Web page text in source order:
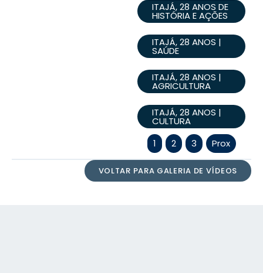
ITAJÁ, 28 ANOS DE
HISTÓRIA E AÇÕES
ITAJÁ, 28 ANOS |
SAÚDE
ITAJÁ, 28 ANOS |
AGRICULTURA
ITAJÁ, 28 ANOS |
CULTURA
1
2 3 Prox
VOLTAR PARA GALERIA DE VÍDEOS